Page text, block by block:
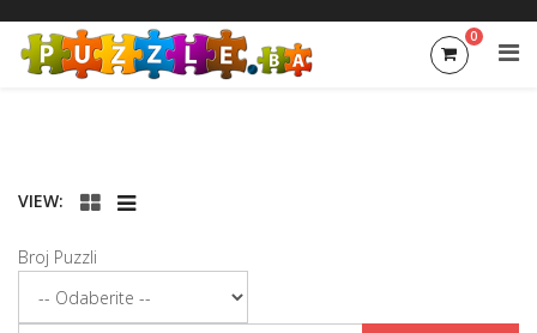
0
VIEW:
Broj Puzzli